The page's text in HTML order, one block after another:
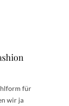
für
wir ja